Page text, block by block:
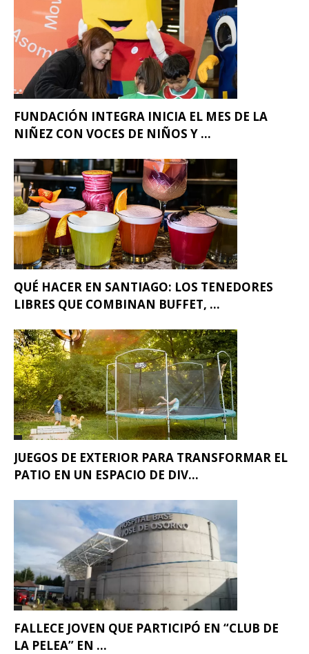
FUNDACIÓN INTEGRA INICIA EL MES DE LA
NIÑEZ CON VOCES DE NIÑOS Y ...
QUÉ HACER EN SANTIAGO: LOS TENEDORES
LIBRES QUE COMBINAN BUFFET, ...
JUEGOS DE EXTERIOR PARA TRANSFORMAR EL
PATIO EN UN ESPACIO DE DIV...
FALLECE JOVEN QUE PARTICIPÓ EN “CLUB DE
LA PELEA” EN ...